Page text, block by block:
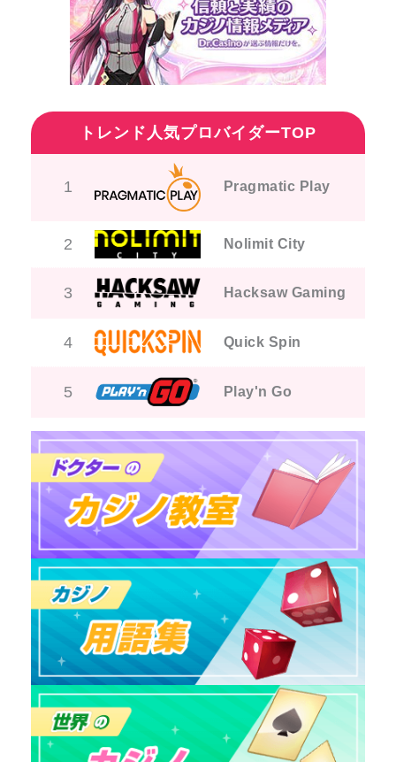
トレンド人気プロバイダーTOP
1 Pragmatic Play
2 Nolimit City
3 Hacksaw Gaming
4 Quick Spin
5 Play'n Go